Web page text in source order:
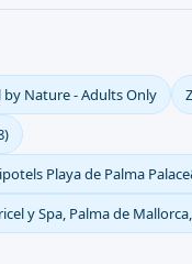
by Nature - Adults Only
Playa de Palma
y Spa, Palma de